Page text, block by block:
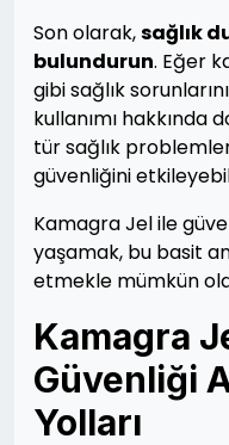
Son olarak,sağlık
bulundurun. Eğer
gibi sağlık
kullanımı hakkında
tür sağlık
güvenliğini
Kamagra Jel ile
yaşamak, bu basit
etmekle mümkün
Kamagra
Güvenliği
Yolları